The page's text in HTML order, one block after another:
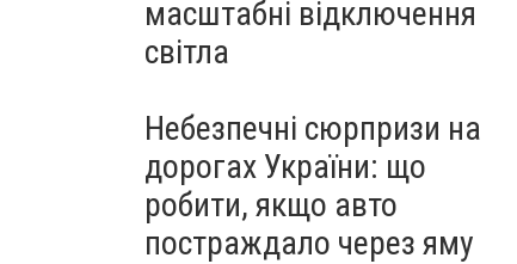
масштабні відключення
світла
Небезпечні сюрпризи на
дорогах України: що
робити, якщо авто
постраждало через яму